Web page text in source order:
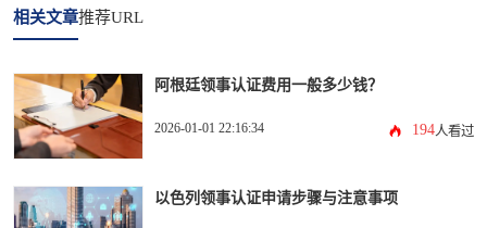
相关文章推荐URL
阿根廷领事认证费用一般多少钱？
2026-01-01 22:16:34 194人看过
以色列领事认证申请步骤与注意事项